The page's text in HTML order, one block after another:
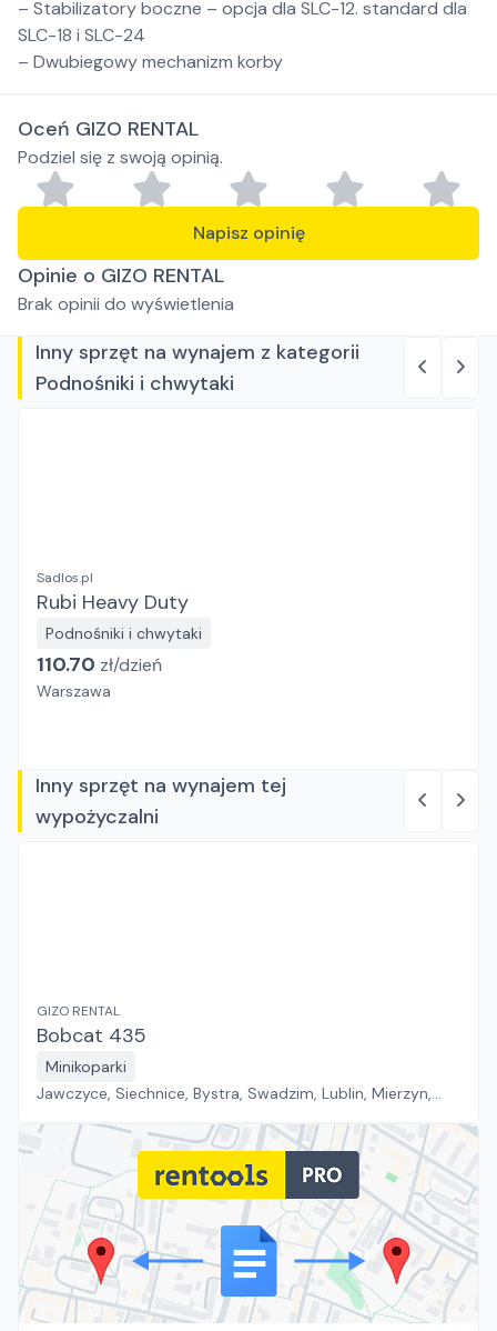
– Stabilizatory boczne – opcja dla SLC-12. standard dla
SLC-18 i SLC-24
– Dwubiegowy mechanizm korby
Oceń GIZO RENTAL
Podziel się z swoją opinią.
Napisz opinię
Opinie o GIZO RENTAL
Brak opinii do wyświetlenia
Inny sprzęt na wynajem z kategorii
Podnośniki i chwytaki
Sadlos.pl
Rubi Heavy Duty
Podnośniki i chwytaki
110.70 zł/dzień
Warszawa
Inny sprzęt na wynajem tej
wypożyczalni
GIZO RENTAL
Bobcat 435
Minikoparki
Jawczyce, Siechnice, Bystra, Swadzim, Lublin, Mierzyn,